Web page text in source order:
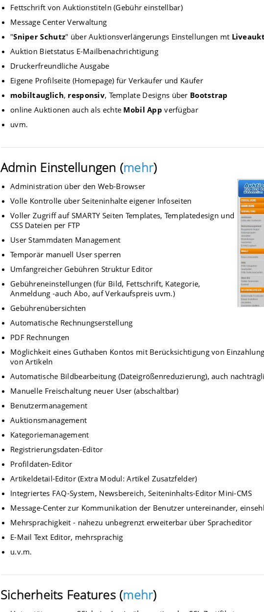
Fettschrift von Auktionstiteln (Gebühr einstellbar)
Message Center Verwaltung
"Sniper Schutz" über Auktionsverlängerungs Einstellungen mt
Auktion Bietstatus E-Mailbenachrichtigung
Druckerfreundliche Ausgabe
Eigene Profilseite (Homepage) für Verkäufer und Käufer
mobiltauglich, responsiv, Template Designs über Bootstrap
online Auktionen auch als echte Mobil App verfügbar
uvm.
Admin Einstellungen (mehr)
Administration über den Web-Browser
Volle Kontrolle über Seiteninhalte eigener Infoseiten
Voller Zugriff auf SMARTY Seiten Templates, Templatedesign und
CSS Dateien per FTP
User Stammdaten Management
Temporär manuell User sperren
Umfangreicher Gebühren Struktur Editor
Gebühreneinstellungen (für Bild, Fettschrift, Kategorie,
Anmeldung -auch Abo, auf Verkaufspreis uvm.)
Gebührenübersichten
Automatische Rechnungserstellung
PDF Rechnungen
Möglichkeit eines Guthaben Kontos mit Berücksichtigung von
von Artikeln
Automatische Bildbearbeitung (Dateigrößenreduzierung), auch
Manuelle Freischaltung neuer User (abschaltbar)
Benutzermanagement
Auktionsmanagement
Kategoriemanagement
Registrierungsdaten-Editor
Profildaten-Editor
Artikeldetail-Editor (Extra Modul: Artikel Zusatzfelder)
Integriertes FAQ-System, Newsbereich, Seiteninhalts-Editor Mini-CMS
Message-Center zur Kommunikation der Benutzer untereinander,
Mehrsprachigkeit - nahezu unbegrenzt erweiterbar über Spracheditor
E-Mail Text Editor, mehrsprachig
u.v.m.
Sicherheits Features (mehr)